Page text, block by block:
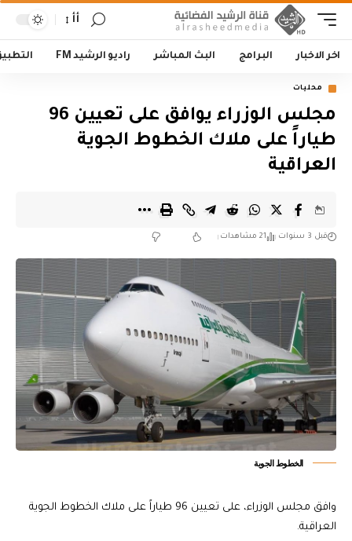
أأ
اخر الاخبار البرامج البث المباشر راديو الرشيد FM
محليات
مجلس الوزراء يوافق على تعيين 96
طياراً على ملاك الخطوط الجوية
العراقية
قبل 3 سنوات 21 مشاهدات
الخطوط الجوية
وافق مجلس الوزراء، على تعيين 96 طياراً على ملاك الخطوط الجوية
العراقية.